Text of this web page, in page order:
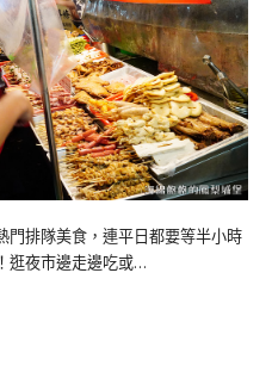
門排隊美食，連平日都要等半小時
逛夜市邊走邊吃或…